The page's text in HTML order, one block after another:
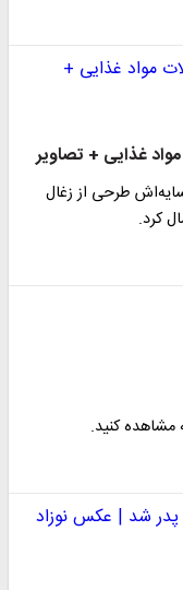
غذایی + تصاویر
بود که همسایه‌اش طرحی از زغال
کرد.
مشاهده کنید.